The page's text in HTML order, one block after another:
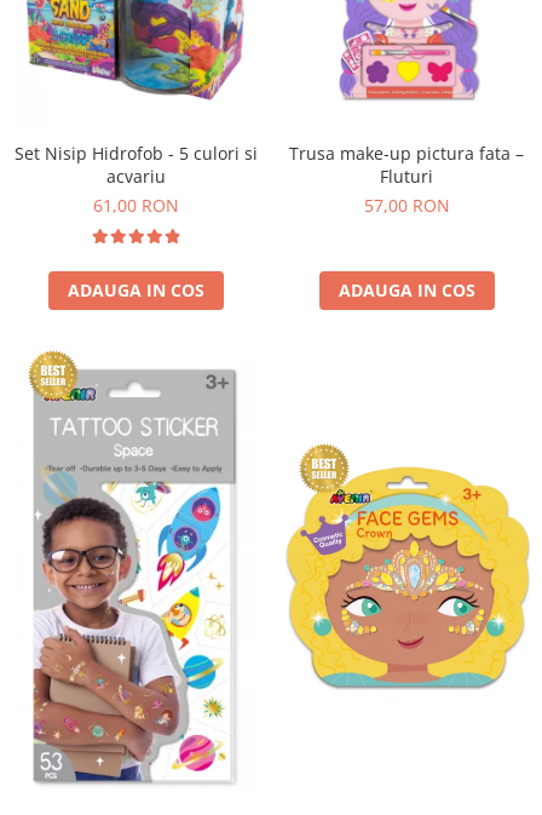
Set Nisip Hidrofob - 5 culori si
acvariu
61,00 RON
ADAUGA IN COS
Trusa make-up pictura fata –
Fluturi
57,00 RON
ADAUGA IN COS